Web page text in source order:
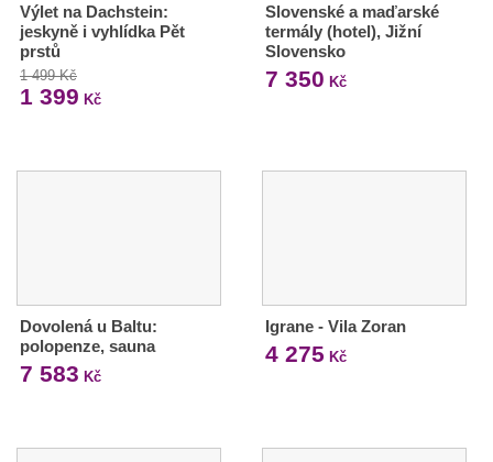
Výlet na Dachstein:
jeskyně i vyhlídka Pět
prstů
1 499 Kč
1 399 Kč
Slovenské a maďarské
termály (hotel), Jižní
Slovensko
7 350 Kč
Dovolená u Baltu:
polopenze, sauna
7 583 Kč
Igrane - Vila Zoran
4 275 Kč